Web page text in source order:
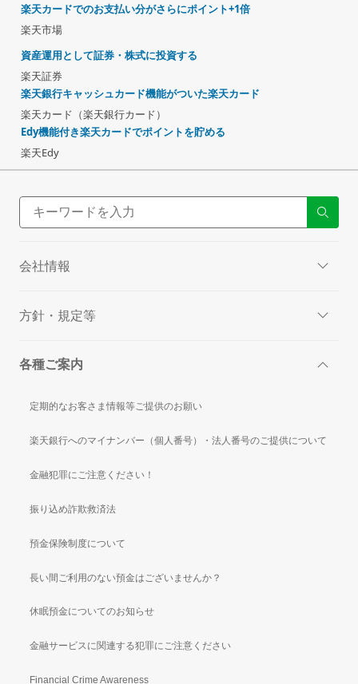
楽天カードでのお支払い分がさらにポイント+1倍
楽天市場
資産運用として証券・株式に投資する
楽天証券
楽天銀行キャッシュカード機能がついた楽天カード
楽天カード（楽天銀行カード）
Edy機能付き楽天カードでポイントを貯める
楽天Edy
会社情報
方針・規定等
各種ご案内
定期的なお客さま情報等ご提供のお願い
楽天銀行へのマイナンバー（個人番号）・法人番号のご提供について
金融犯罪にご注意ください！
振り込め詐欺救済法
預金保険制度について
長い間ご利用のない預金はございませんか？
休眠預金についてのお知らせ
金融サービスに関連する犯罪にご注意ください
Financial Crime Awareness